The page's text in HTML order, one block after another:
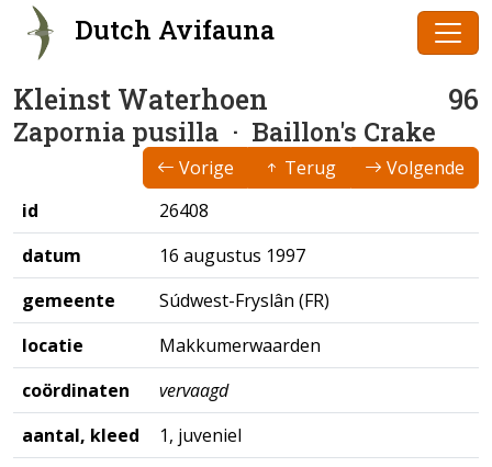
Dutch Avifauna
Kleinst Waterhoen 96
Zapornia pusilla · Baillon's Crake
Vorige Terug
Volgende
id
26408
datum
16 augustus 1997
gemeente
Súdwest-Fryslân (FR)
locatie
Makkumerwaarden
coördinaten
vervaagd
aantal, kleed
1, juveniel